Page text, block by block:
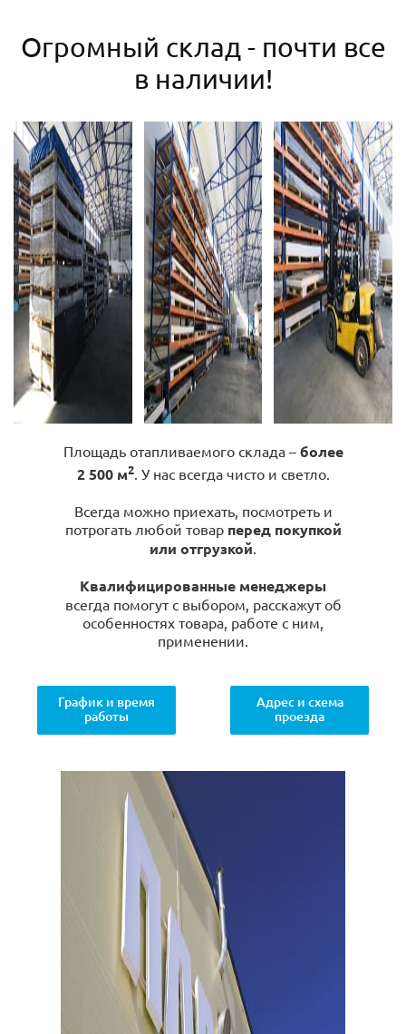
Огромный склад - почти все
в наличии!
Площадь отапливаемого склада – более
2 500 м2. У нас всегда чисто и светло.
Всегда можно приехать, посмотреть и
потрогать любой товар перед покупкой
или отгрузкой.
Квалифицированные менеджеры
всегда помогут с выбором, расскажут об
особенностях товара, работе с ним,
применении.
График и время
работы
Адрес и схема
проезда